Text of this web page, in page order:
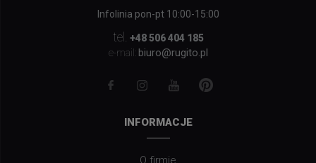
Infolinia pon-pt 10:00-15:00
tel.
+48 506 404 185
e-mail: biuro@rugito.pl
INFORMACJE
O firmie